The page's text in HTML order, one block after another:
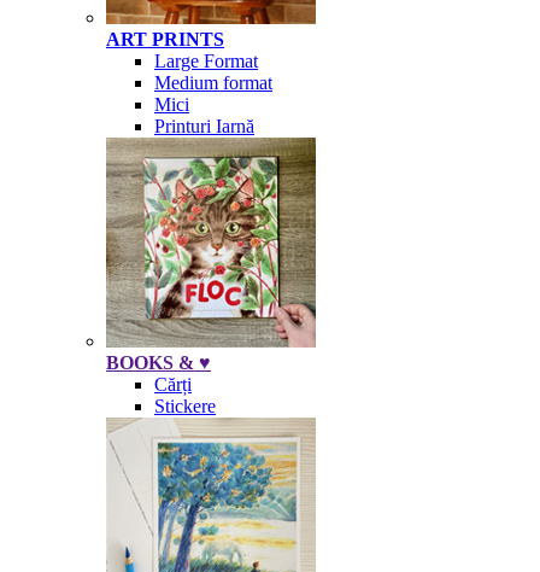
ART PRINTS
Large Format
Medium format
Mici
Printuri Iarnă
BOOKS & ♥
Cărți
Stickere